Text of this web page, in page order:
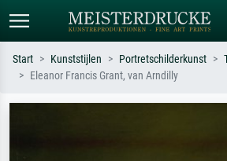
Start Kunststijlen Portretschilderkunst
Eleanor Francis Grant, van Arndilly